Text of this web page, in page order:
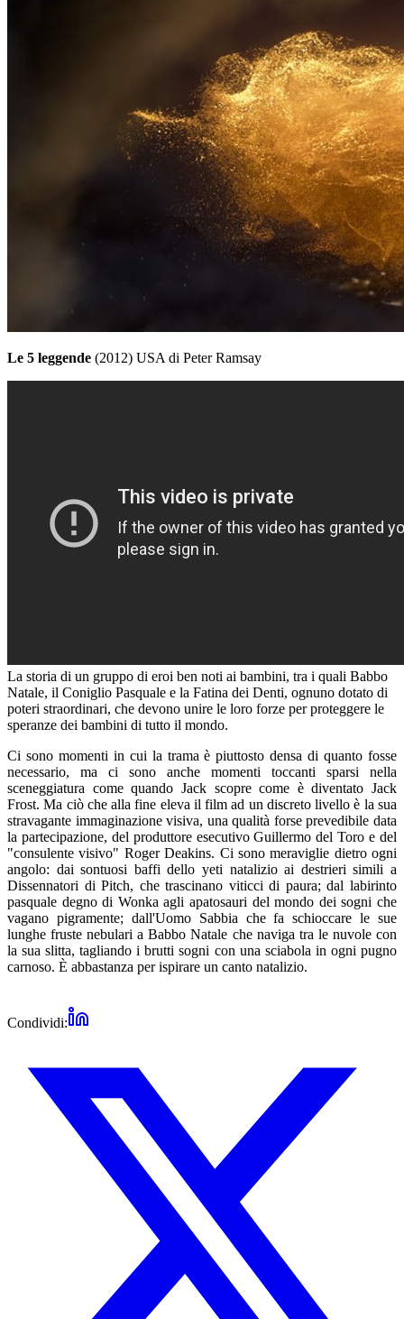
Le 5 leggende (2012) USA di Peter Ramsay
La storia di un gruppo di eroi ben noti ai bambini, tra i quali Babbo
Natale, il Coniglio Pasquale e la Fatina dei Denti, ognuno dotato di
poteri straordinari, che devono unire le loro forze per proteggere le
speranze dei bambini di tutto il mondo.
Ci sono momenti in cui la trama è piuttosto densa di quanto fosse
necessario, ma ci sono anche momenti toccanti sparsi nella
sceneggiatura come quando Jack scopre come è diventato Jack
Frost. Ma ciò che alla fine eleva il film ad un discreto livello è la sua
stravagante immaginazione visiva, una qualità forse prevedibile data
la partecipazione, del produttore esecutivo Guillermo del Toro e del
"consulente visivo" Roger Deakins. Ci sono meraviglie dietro ogni
angolo: dai sontuosi baffi dello yeti natalizio ai destrieri simili a
Dissennatori di Pitch, che trascinano viticci di paura; dal labirinto
pasquale degno di Wonka agli apatosauri del mondo dei sogni che
vagano pigramente; dall'Uomo Sabbia che fa schioccare le sue
lunghe fruste nebulari a Babbo Natale che naviga tra le nuvole con
la sua slitta, tagliando i brutti sogni con una sciabola in ogni pugno
carnoso. È abbastanza per ispirare un canto natalizio.
Condividi: